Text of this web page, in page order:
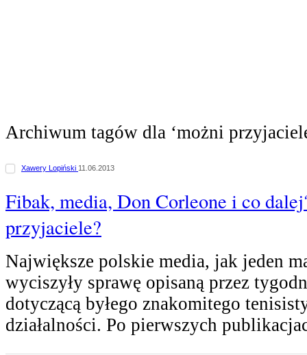
Archiwum tagów dla ‘możni
Xawery Lopiński 11.06.2013
Fibak, media, Don Corleone i co
przyjaciele?
Największe polskie media, jak jeden
wyciszyły sprawę opisaną przez
dotyczącą byłego znakomitego
działalności. Po pierwszych